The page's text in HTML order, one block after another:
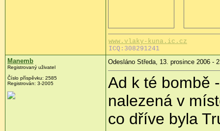
www.vlaky-kuna.ic.cz
ICQ:308291241
Manemb
Registrovaný uživatel
Číslo příspěvku: 2585
Registrován: 3-2005
Odesláno Středa, 13. prosince 2006 -
Ad k té bombě
nalezená v
co dříve byla